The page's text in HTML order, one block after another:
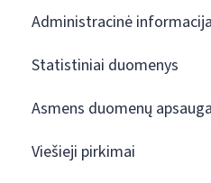
Administracinė informacija
Statistiniai duomenys
Asmens duomenų apsauga
Viešieji pirkimai